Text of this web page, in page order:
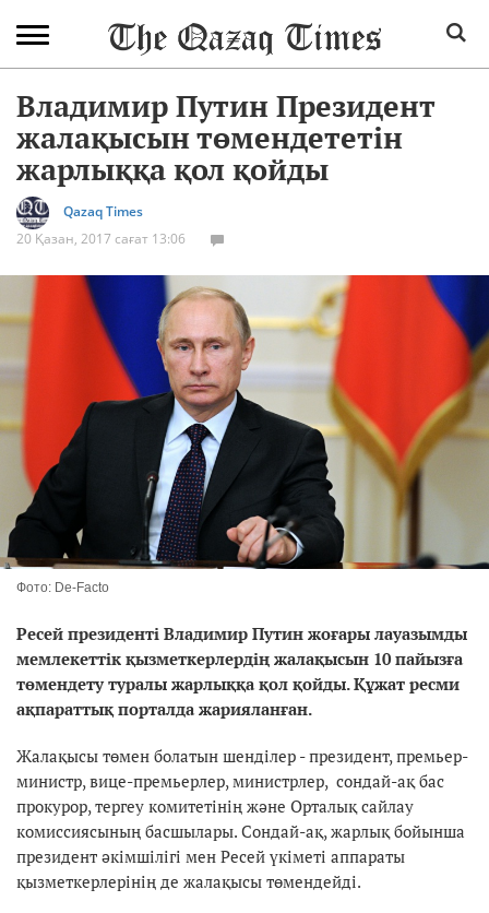
Владимир Путин Президент
жалақысын төмендететін
жарлыққа қол қойды
Qazaq Times
20 Қазан, 2017 сағат 13:06
Фото: De-Facto
Ресей президенті Владимир Путин жоғары лауазымды
мемлекеттік қызметкерлердің жалақысын 10 пайызға
төмендету туралы жарлыққа қол қойды. Құжат ресми
ақпараттық порталда жарияланған.
Жалақысы төмен болатын шенділер - президент, премьер-
министр, вице-премьерлер, министрлер, сондай-ақ бас
прокурор, тергеу комитетінің және Орталық сайлау
комиссиясының басшылары. Сондай-ақ, жарлық бойынша
президент әкімшілігі мен Ресей үкіметі аппараты
қызметкерлерінің де жалақысы төмендейді.